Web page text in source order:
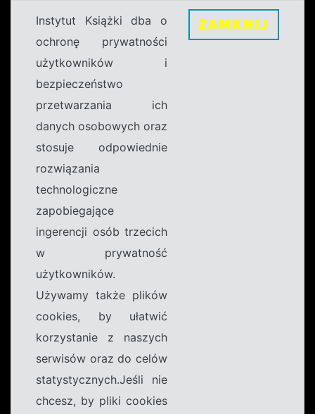
Instytut Książki dba o
ochronę prywatności
użytkowników i
bezpieczeństwo
przetwarzania ich
danych osobowych oraz
stosuje odpowiednie
rozwiązania
technologiczne
zapobiegające
ingerencji osób trzecich
w prywatność
użytkowników.
Używamy także plików
cookies, by ułatwić
korzystanie z naszych
serwisów oraz do celów
statystycznych.Jeśli nie
chcesz, by pliki cookies
ZAMKNIJ